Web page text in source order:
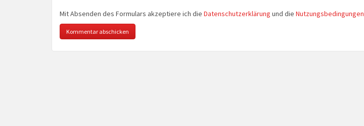
Mit Absenden des Formulars akzeptiere ich die Datenschutzerklärung und die Nutzungsbedingungen